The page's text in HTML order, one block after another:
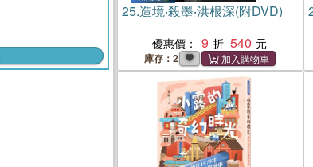
25.造境‧殺墨‧洪根深(附DVD)
優惠價： 9 540
庫存：2